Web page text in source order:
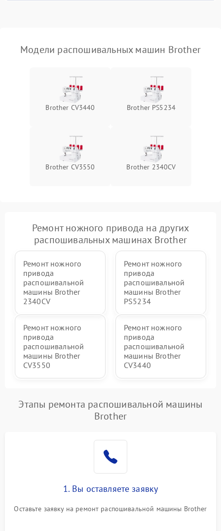
Модели распошивальных машин Brother
Brother CV3440 Brother PS5234
Brother CV3550 Brother 2340CV
Ремонт ножного привода на других
распошивальных машинах Brother
Ремонт ножного
привода
распошивальной
машины Brother
2340CV
Ремонт ножного
привода
распошивальной
машины Brother
PS5234
Ремонт ножного
привода
распошивальной
машины Brother
CV3550
Ремонт ножного
привода
распошивальной
машины Brother
CV3440
Этапы ремонта распошивальной машины
Brother
1. Вы оставляете заявку
Оставьте заявку на ремонт распошивальной машины Brother